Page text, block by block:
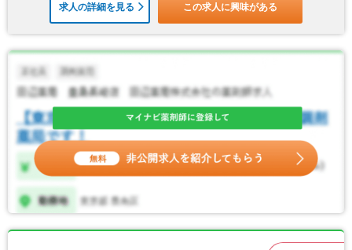
求人の詳細を見る この求人に興味がある